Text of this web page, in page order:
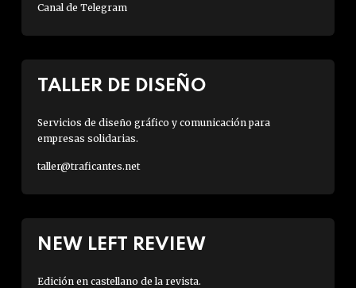
Canal de Telegram
TALLER DE DISEÑO
Servicios de diseño gráfico y comunicación para
empresas solidarias.
taller@traficantes.net
NEW LEFT REVIEW
Edición en castellano de la revista.